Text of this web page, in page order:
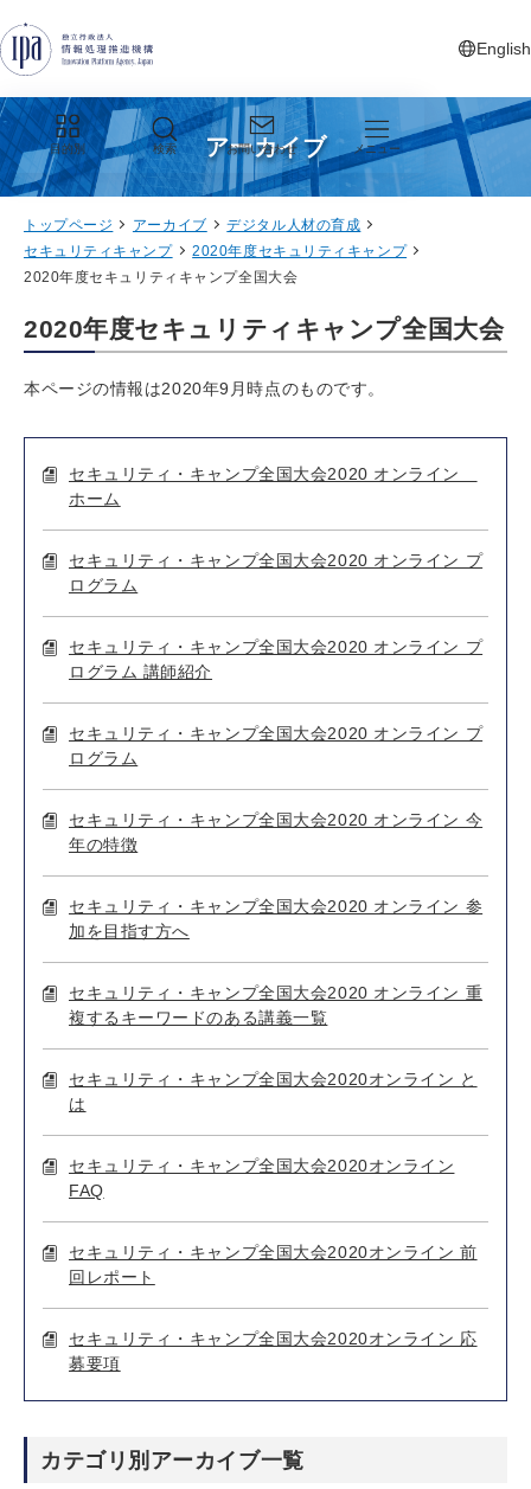
English
新しいタ
目的別 検索 お問い合わせ メニュー
アーカイブ
トップページ アーカイブ
デジタル人材の育成
セキュリティキャンプ
2020年度セキュリティキャンプ
2020年度セキュリティキャンプ全国大会
2020年度セキュリティキャンプ全国大会
本ページの情報は2020年9月時点のものです。
セキュリティ・キャンプ全国大会2020 オンライン
ホーム
セキュリティ・キャンプ全国大会2020 オンライン プ
ログラム
セキュリティ・キャンプ全国大会2020 オンライン プ
ログラム 講師紹介
セキュリティ・キャンプ全国大会2020 オンライン プ
ログラム
セキュリティ・キャンプ全国大会2020 オンライン 今
年の特徴
セキュリティ・キャンプ全国大会2020 オンライン 参
加を目指す方へ
セキュリティ・キャンプ全国大会2020 オンライン 重
複するキーワードのある講義一覧
セキュリティ・キャンプ全国大会2020オンライン と
は
セキュリティ・キャンプ全国大会2020オンライン
FAQ
セキュリティ・キャンプ全国大会2020オンライン 前
回レポート
セキュリティ・キャンプ全国大会2020オンライン 応
募要項
カテゴリ別アーカイブ一覧